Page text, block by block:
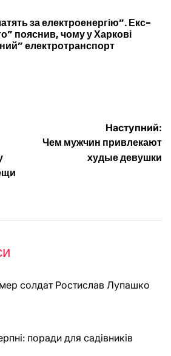
за електроенергію”. Екс-
пояснив, чому у Харкові
електротранспорт
Наступний:
Чем мужчин привлекают
худые девушки
солдат Ростислав Лупашко
поради для садівників